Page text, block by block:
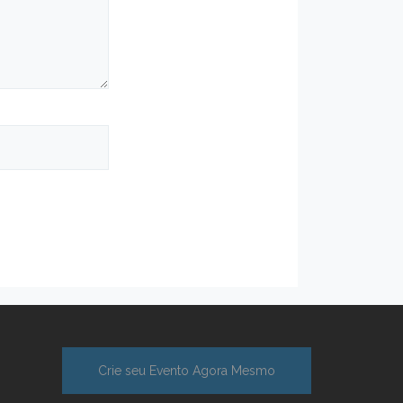
Crie seu Evento Agora Mesmo